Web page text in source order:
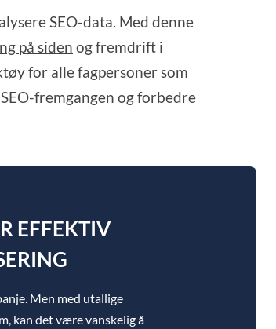
SEO-data. Med denne
på siden og fremdrift i
for alle fagpersoner som
fremgangen og forbedre
EFFEKTIV
Men med utallige
kan det være vanskelig å